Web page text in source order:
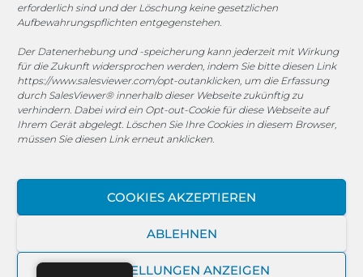
erforderlich sind und der Löschung keine gesetzlichen
Aufbewahrungspflichten entgegenstehen.
Der Datenerhebung und -speicherung kann jederzeit mit Wirkung
für die Zukunft widersprochen werden, indem Sie bitte diesen Link
https://www.salesviewer.com/opt-outanklicken, um die Erfassung
durch SalesViewer® innerhalb dieser Webseite zukünftig zu
verhindern. Dabei wird ein Opt-out-Cookie für diese Webseite auf
Ihrem Gerät abgelegt. Löschen Sie Ihre Cookies in diesem Browser,
müssen Sie diesen Link erneut anklicken.
COOKIES AKZEPTIEREN
ABLEHNEN
EINSTELLUNGEN ANZEIGEN
© 2025 MEGASOFT® IT GmbH & Co. KG |
MEGASOFT® IT reserves the right not to be responsible for
the topicality, correctness, completeness or quality of the
information provided. Liability claims against the author,
which refer to material or immaterial nature caused by use
or disuse of the information or the use of incorrect or
not intentional or grossly negligent fault. All offers are
subject to change and non-binding. Parts of the pages or
the complete publication including all offers and
information might be extended, changed or partly or
completely deleted by MEGASOFT® IT without separate
announcement.